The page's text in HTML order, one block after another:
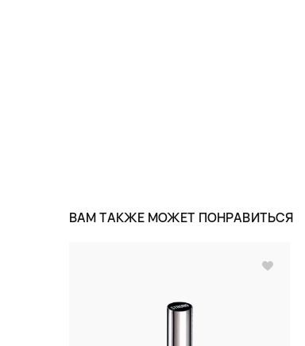
ВАМ ТАКЖЕ МОЖЕТ ПОНРАВИТЬСЯ